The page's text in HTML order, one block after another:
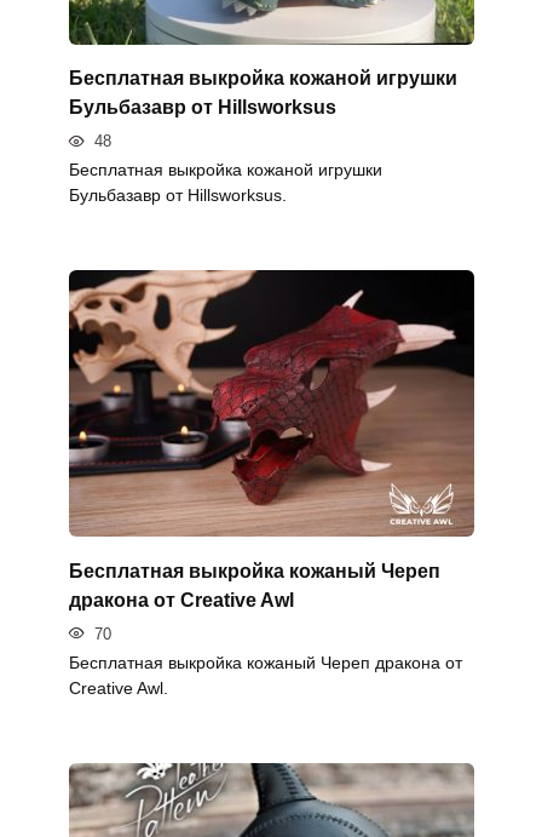
Бесплатная выкройка кожаной игрушки
Бульбазавр от Hillsworksus
48
Бесплатная выкройка кожаной игрушки
Бульбазавр от Hillsworksus.
Бесплатная выкройка кожаный Череп
дракона от Creative Awl
70
Бесплатная выкройка кожаный Череп дракона от
Creative Awl.